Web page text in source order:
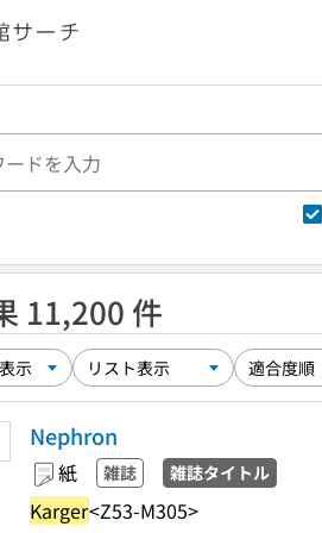
11,200 件
Nephron
紙 雑誌 雑誌タイトル
Karger<Z53-M305>